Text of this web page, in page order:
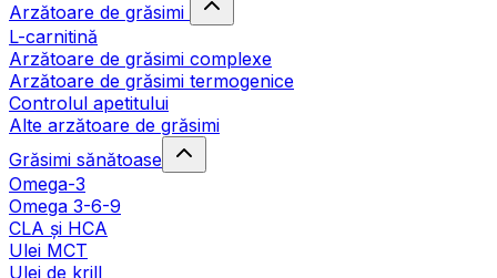
Arzătoare de grăsimi
L-carnitină
Arzătoare de grăsimi complexe
Arzătoare de grăsimi termogenice
Controlul apetitului
Alte arzătoare de grăsimi
Grăsimi sănătoase
Omega-3
Omega 3-6-9
CLA şi HCA
Ulei MCT
Ulei de krill